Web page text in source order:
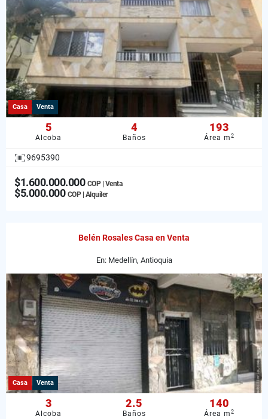
Casa Venta
5
Alcoba
4
Baños
193
Área m2
9695390
$1.600.000.000 COP | Venta
$5.000.000 COP | Alquiler
Belén Rosales Casa en Venta
En: Medellín, Antioquia
Casa Venta
3
Alcoba
2.5
Baños
140
Área m2